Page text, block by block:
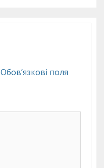
Обов’язкові поля